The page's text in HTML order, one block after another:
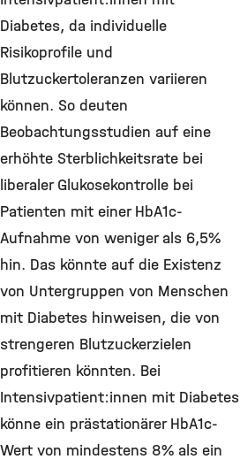
Diabetes, da individuelle
Risikoprofile und
Blutzuckertoleranzen variieren
können. So deuten
Beobachtungsstudien auf eine
erhöhte Sterblichkeitsrate bei
liberaler Glukosekontrolle bei
Patienten mit einer HbA1c-
Aufnahme von weniger als 6,5%
hin. Das könnte auf die Existenz
von Untergruppen von Menschen
mit Diabetes hinweisen, die von
strengeren Blutzuckerzielen
profitieren könnten. Bei
Intensivpatient:innen mit Diabetes
könne ein prästationärer HbA1c-
Wert von mindestens 8% als ein